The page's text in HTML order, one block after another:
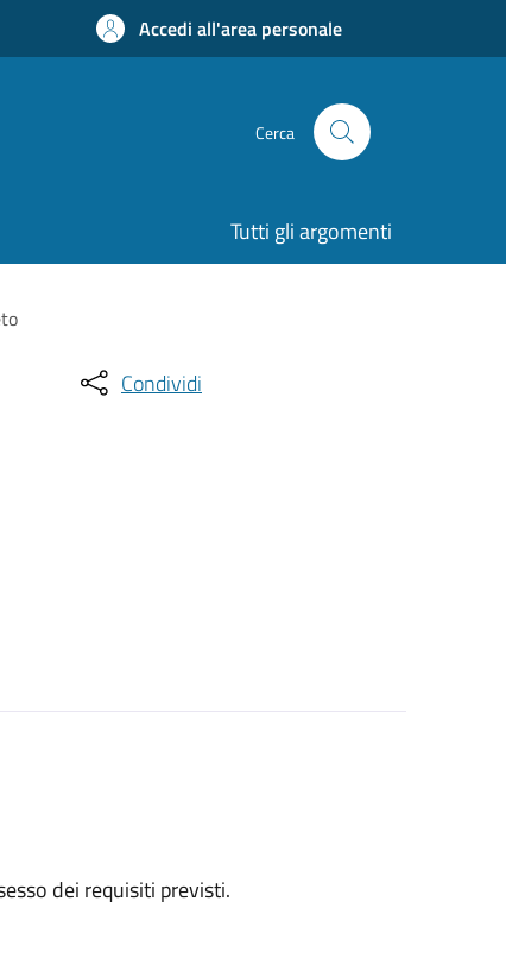
Accedi all'area personale
Cerca
Tutti gli argomenti
Condividi
dei requisiti previsti.